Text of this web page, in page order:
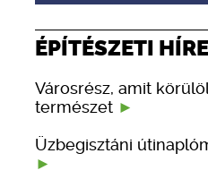
ÉPÍTÉSZETI
Városrész, amit
természet
Üzbegisztáni